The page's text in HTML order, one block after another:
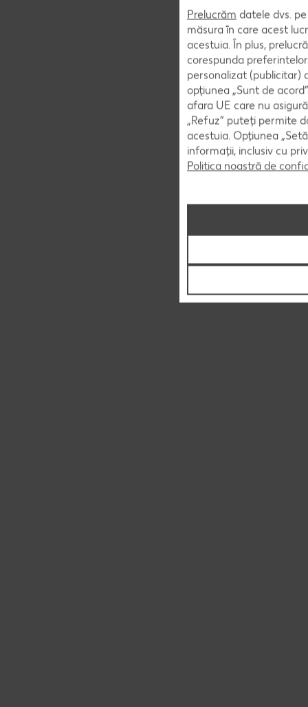
Prelucrăm datele dvs.
măsura în care acest
acestuia. În plus,
corespunda
personalizat (publicitar)
opțiunea „Sunt de
afara UE care nu
„Refuz” puteți permite
acestuia. Opțiunea
informații, inclusiv cu
Politica noastră de